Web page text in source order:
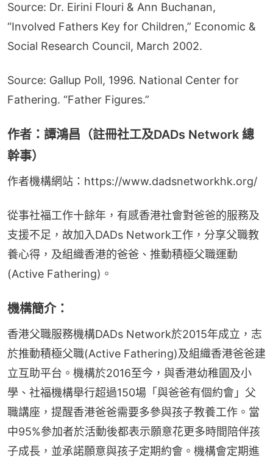
Source: Dr. Eirini Flouri & Ann Buchanan,
“Involved Fathers Key for Children,” Economic &
Social Research Council, March 2002.
Source: Gallup Poll, 1996. National Center for
Fathering. “Father Figures.”
作者：譚鴻昌（註冊社工及DADs Network 總
幹事）
作者機構網站：https://www.dadsnetworkhk.org/
從事社福工作十餘年，有感香港社會對爸爸的服務及
支援不足，故加入DADs Network工作，分享父職教
養心得，及組織香港的爸爸、推動積極父職運動
(Active Fathering)。
機構簡介：
香港父職服務機構DADs Network於2015年成立，志
於推動積極父職(Active Fathering)及組織香港爸爸建
立互助平台。機構於2016至今，與香港幼稚園及小
學、社福機構舉行超過150場「與爸爸有個約會」父
職講座，提醒香港爸爸需要多參與孩子教養工作。當
中95%參加者於活動後都表示願意花更多時間陪伴孩
子成長，並承諾願意與孩子定期約會。機構會定期進